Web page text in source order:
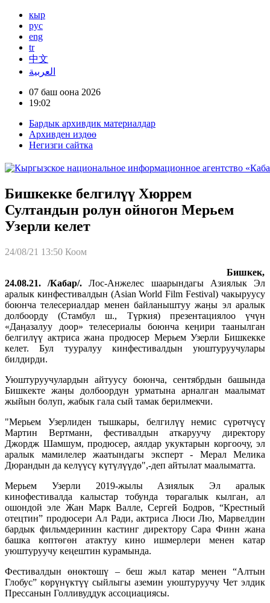
кыр
рус
eng
tr
中文
العربية
07 баш оона 2026
19:02
Бардык архивдик материалдар
Архивден издөө
Негизги сайтка
Бишкекке белгилүү Хюррем
Султандын ролун ойногон Мерьем
Узерли келет
24/08/21 13:50 Коом
Бишкек,
24.08.21. /Кабар/.Лос-Анжелес шаарындагы Азиялык Эл
аралык кинфестивалдын (Asian World Film Festival) чакыруусу
боюнча телесериалдар менен байланыштуу жаӊы эл аралык
долбоорду (Стамбул ш., Түркия) презентациялоо үчүн
«Даӊазалуу доор» телесериалы боюнча кеӊири таанылган
белгилүү актриса жана продюсер Мерьем Узерли Бишкекке
келет. Бул тууралуу кинфестивалдын уюштуруучулары
билдирди.
Уюштуруучулардын айтуусу боюнча, сентябрдын башында
Бишкекте жаӊы долбоордун урматына арналган маалымат
жыйын болуп, жабык гала сый тамак берилмекчи.
"Мерьем Узерлиден тышкары, белгилүү немис сүрөтчүсү
Мартин Вертманн, фестивалдын аткаруучу директору
Джордж Шамшум, продюсер, аялдар укуктарын коргоочу, эл
аралык мамилелер жаатындагы эксперт - Мерал Мелика
Дюрандын да келүүсү күтүлүүдө",-деп айтылат маалыматта.
Мерьем Узерли 2019-жылы Азиялык Эл аралык
кинофестивалда калыстар тобунда төрагалык кылган, ал
ошондой эле Жан Марк Валле, Сергей Бодров, “Крестный
отецтин” продюсери Ал Ради, актриса Люси Лю, Марвелдин
бардык фильмдеринин кастинг директору Сара Финн жана
башка көптөгөн атактуу кино ишмерлери менен катар
уюштуруучу кеңештин курамында.
Фестивалдын өнөктөшү – беш жыл катар менен “Алтын
Глобус” көрүнүктүү сыйлыгы аземин уюштуруучу Чет элдик
Прессанын Голливуддук ассоциациясы.